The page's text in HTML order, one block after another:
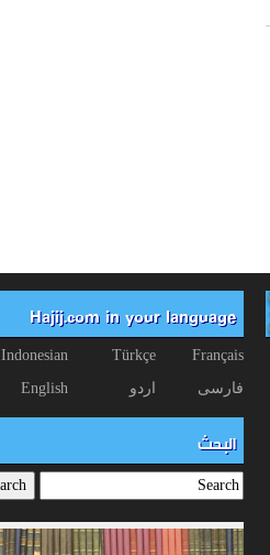
Hajij.com in your language
Français
Türkçe
Indonesian
فارسی
اردو English
البحث